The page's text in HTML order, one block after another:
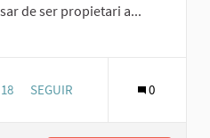
de ser propietari a...
Transport privat
18 18 SEGUIDORAS
SEGUIR 0